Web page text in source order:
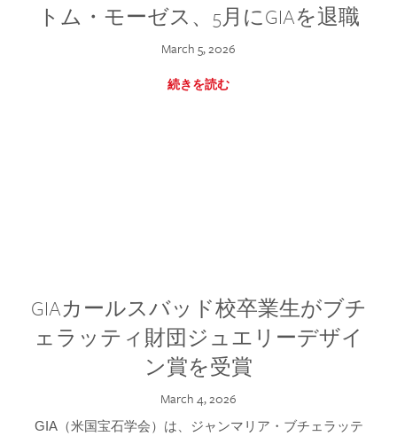
トム・モーゼス、5月にGIAを退職
March 5, 2026
続きを読む
GIAカールスバッド校卒業生がブチ
ェラッティ財団ジュエリーデザイ
ン賞を受賞
March 4, 2026
GIA（米国宝石学会）は、ジャンマリア・ブチェラッテ